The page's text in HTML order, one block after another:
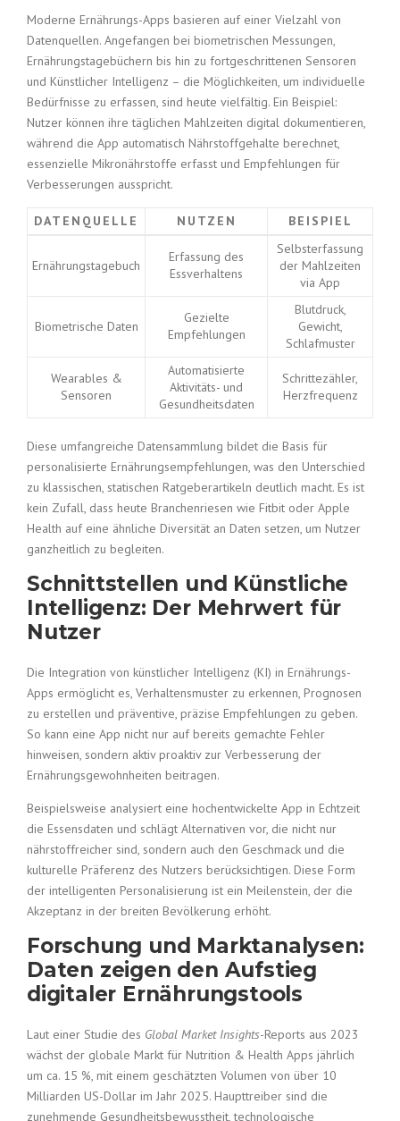
Moderne Ernährungs-Apps basieren auf einer Vielzahl von
Datenquellen. Angefangen bei biometrischen Messungen,
Ernährungstagebüchern bis hin zu fortgeschrittenen Sensoren
und Künstlicher Intelligenz – die Möglichkeiten, um individuelle
Bedürfnisse zu erfassen, sind heute vielfältig. Ein Beispiel:
Nutzer können ihre täglichen Mahlzeiten digital dokumentieren,
während die App automatisch Nährstoffgehalte berechnet,
essenzielle Mikronährstoffe erfasst und Empfehlungen für
Verbesserungen ausspricht.
DATENQUELLE NUTZEN BEISPIEL
Ernährungstagebuch
Erfassung des
Essverhaltens
Selbsterfassung
der Mahlzeiten
via App
Biometrische Daten
Gezielte
Empfehlungen
Blutdruck,
Gewicht,
Schlafmuster
Wearables &
Sensoren
Automatisierte
Aktivitäts- und
Gesundheitsdaten
Schrittezähler,
Herzfrequenz
Diese umfangreiche Datensammlung bildet die Basis für
personalisierte Ernährungsempfehlungen, was den Unterschied
zu klassischen, statischen Ratgeberartikeln deutlich macht. Es ist
kein Zufall, dass heute Branchenriesen wie Fitbit oder Apple
Health auf eine ähnliche Diversität an Daten setzen, um Nutzer
ganzheitlich zu begleiten.
Schnittstellen und Künstliche
Intelligenz: Der Mehrwert für
Nutzer
Die Integration von künstlicher Intelligenz (KI) in Ernährungs-
Apps ermöglicht es, Verhaltensmuster zu erkennen, Prognosen
zu erstellen und präventive, präzise Empfehlungen zu geben.
So kann eine App nicht nur auf bereits gemachte Fehler
hinweisen, sondern aktiv proaktiv zur Verbesserung der
Ernährungsgewohnheiten beitragen.
Beispielsweise analysiert eine hochentwickelte App in Echtzeit
die Essensdaten und schlägt Alternativen vor, die nicht nur
nährstoffreicher sind, sondern auch den Geschmack und die
kulturelle Präferenz des Nutzers berücksichtigen. Diese Form
der intelligenten Personalisierung ist ein Meilenstein, der die
Akzeptanz in der breiten Bevölkerung erhöht.
Forschung und Marktanalysen:
Daten zeigen den Aufstieg
digitaler Ernährungstools
Laut einer Studie des Global Market Insights-Reports aus 2023
wächst der globale Markt für Nutrition & Health Apps jährlich
um ca. 15 %, mit einem geschätzten Volumen von über 10
Milliarden US-Dollar im Jahr 2025. Haupttreiber sind die
zunehmende Gesundheitsbewusstheit, technologische